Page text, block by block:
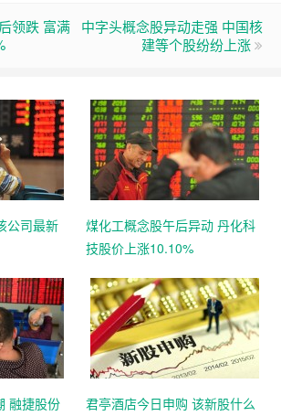
领跌 富满
中字头概念股异动走强 中国核
建等个股纷纷上涨
公司最新
煤化工概念股午后异动 丹化科
技股价上涨10.10%
融捷股份
君亭酒店今日申购 该新股什么